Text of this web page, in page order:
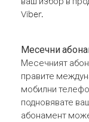
Viber.
Месечни
Месечният
правите
мобилни
подновявате
абонамент